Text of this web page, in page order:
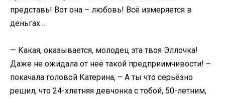
представь! Вот она – любовь! Всё измеряется в
деньгах…
— Какая, оказывается, молодец эта твоя Эллочка!
Даже не ожидала от неё такой предприимчивости! –
покачала головой Катерина, – А ты что серьёзно
решил, что 24-хлетняя девчонка с тобой, 50-летним,